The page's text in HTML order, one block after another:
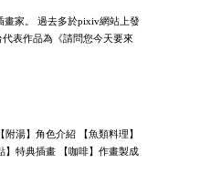
畫家。 過去多於pixiv網站上發
表作品為《請問您今天要來
湯】角色介紹 【魚類料理】
】特典插畫 【咖啡】作畫製成